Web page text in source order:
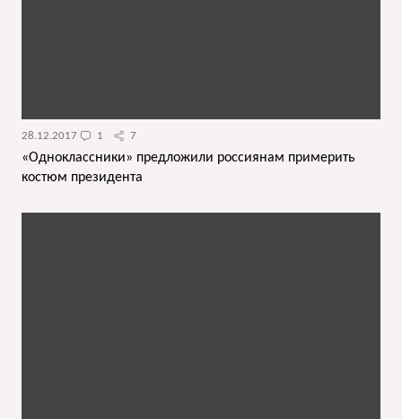
28.12.2017 1 7
«Одноклассники» предложили россиянам примерить
костюм президента